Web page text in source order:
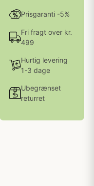
Prisgaranti -5%
Fri fragt over kr.
499
Hurtig levering
1-3 dage
Ubegrænset
returret